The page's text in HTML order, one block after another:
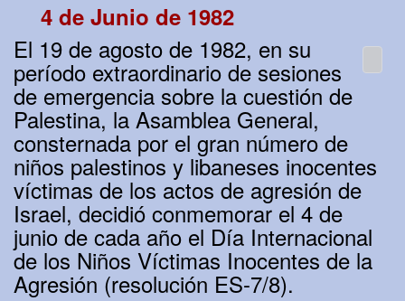
4 de Junio de 1982
El 19 de agosto de 1982, en su
período extraordinario de sesiones
de emergencia sobre la cuestión de
Palestina, la Asamblea General,
consternada por el gran número de
niños palestinos y libaneses inocentes
víctimas de los actos de agresión de
Israel, decidió conmemorar el 4 de
junio de cada año el Día Internacional
de los Niños Víctimas Inocentes de la
Agresión (resolución ES-7/8).